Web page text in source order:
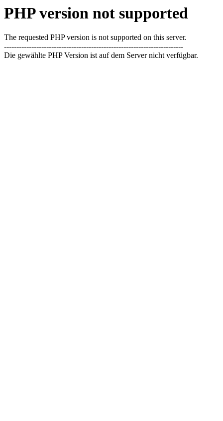
PHP version not supported
The requested PHP version is not supported on this server.
------------------------------------------------------------------------
Die gewählte PHP Version ist auf dem Server nicht verfügbar.